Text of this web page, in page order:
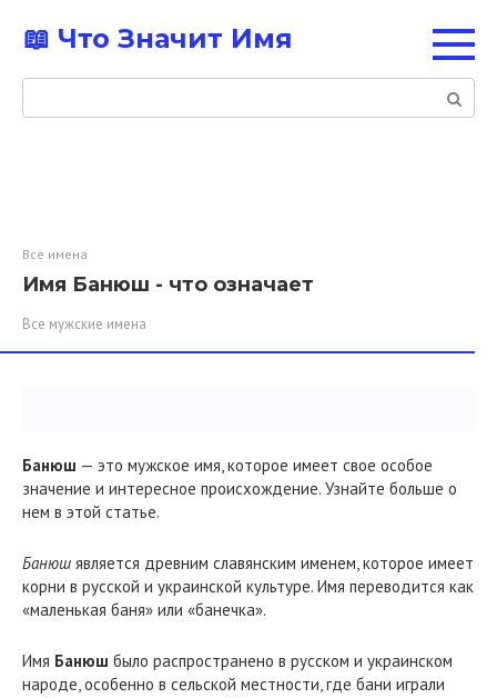
контенту
📖 Что Значит Имя
Поиск:
Все имена
Имя Банюш - что означает
Все мужские имена
Банюш — это мужское имя, которое имеет свое особое
значение и интересное происхождение. Узнайте больше о
нем в этой статье.
Банюш является древним славянским именем, которое имеет
корни в русской и украинской культуре. Имя переводится как
«маленькая баня» или «банечка».
Имя Банюш было распространено в русском и украинском
народе, особенно в сельской местности, где бани играли